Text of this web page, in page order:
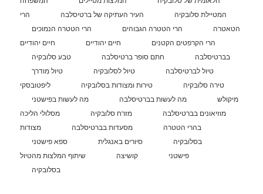
המטיילת סלובקיה
העיר העתיקה של ברטיסלבה
הרי
הטאטרה
הרי הטטרה הגבוהים
הרי הטטרה הנמוכים
הרי הקרפטים הקטנים
חיים יהודיים
חיים יהודיים
בברטיסלבה
חתם סופר ברטיסלבה
טבע סלובקיה
טיול לברטיסלבה
טיול לסלובקיה
טיול מודרך
טירה סלובקיה
טירות ומצודות בסלובקיה
ליפטובסקי
מיקולש
מה לעשות בברטיסלבה
מה לעשות בפישטני
מוזיאונים בברטיסלבה
מזרח סלובקיה
מסלולי הליכה
בהרי הטטרה
מסעדות בברטיסלבה
מצודות
בסלובקיה
סיורים באנגלית
ספא פישטני
פישטני
קושיצה
שיתוף המלצות מהטיול
בסלובקיה